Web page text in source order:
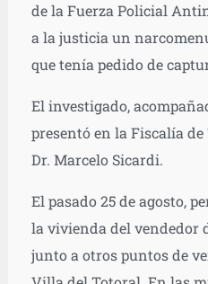
de la Fuerza Policial
a la justicia un
que tenía pedido de
El investigado,
presentó en la Fiscalía
Dr. Marcelo Sicardi.
El pasado 25 de agosto,
la vivienda del vendedor
junto a otros puntos de